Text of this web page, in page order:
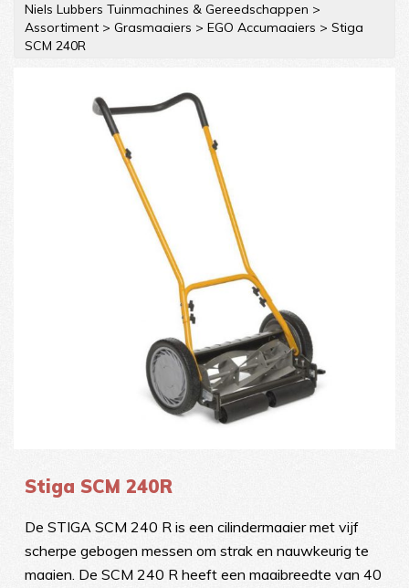
Niels Lubbers Tuinmachines & Gereedschappen >
Assortiment > Grasmaaiers > EGO Accumaaiers > Stiga
SCM 240R
Stiga SCM 240R
De STIGA SCM 240 R is een cilindermaaier met vijf
scherpe gebogen messen om strak en nauwkeurig te
maaien. De SCM 240 R heeft een maaibreedte van 40